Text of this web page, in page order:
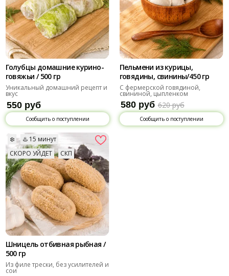
Голубцы домашние курино-
говяжьи / 500 гр
Уникальный домашний рецепт и
вкус
550 руб
Сообщить о поступлении
Пельмени из курицы,
говядины, свинины/450 гр
С фермерской говядиной,
свининой, цыпленком
580 руб 620 руб
Сообщить о поступлении
❄️
♨️ 15 минут
СКОРО УЙДЕТ
СКП
Шницель отбивная рыбная /
500 гр
Из филе трески, без усилителей и
сои